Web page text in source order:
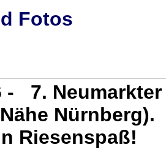
Fotos
- 7. Neumarkter
Nürnberg).
Riesenspaß!